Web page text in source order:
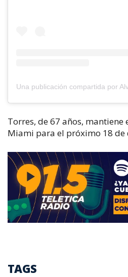
Torres, de 67 años, mantiene
Miami para el próximo 18 de
TAGS